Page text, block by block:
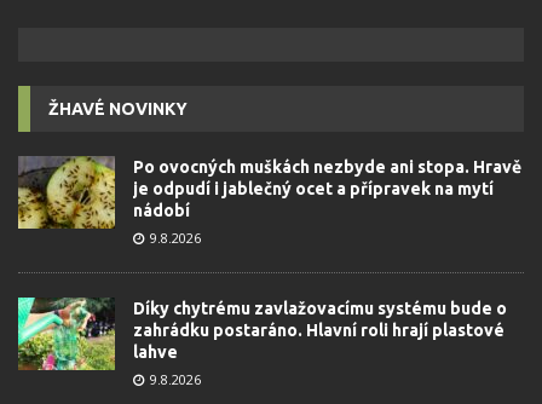
ŽHAVÉ NOVINKY
Po ovocných muškách nezbyde ani stopa. Hravě
je odpudí i jablečný ocet a přípravek na mytí
nádobí
9.8.2026
Díky chytrému zavlažovacímu systému bude o
zahrádku postaráno. Hlavní roli hrají plastové
lahve
9.8.2026